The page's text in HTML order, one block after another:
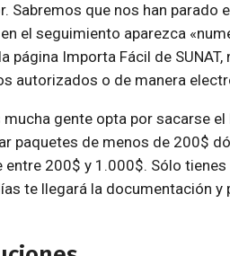
Sabremos que nos han parado
el seguimiento aparezca
página Importa Fácil de
autorizados o de manera
gente opta por sacarse
paquetes de menos de 200$
200$ y 1.000$. Sólo
te llegará la documentación y